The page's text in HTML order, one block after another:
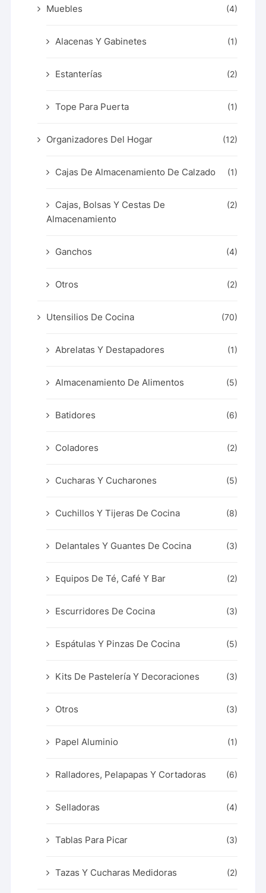
Muebles (4)
Alacenas Y Gabinetes (1)
Estanterías (2)
Tope Para Puerta (1)
Organizadores Del Hogar (12)
Cajas De Almacenamiento De Calzado (1)
Cajas, Bolsas Y Cestas De
Almacenamiento
(2)
Ganchos (4)
Otros (2)
Utensilios De Cocina (70)
Abrelatas Y Destapadores (1)
Almacenamiento De Alimentos (5)
Batidores (6)
Coladores (2)
Cucharas Y Cucharones (5)
Cuchillos Y Tijeras De Cocina (8)
Delantales Y Guantes De Cocina (3)
Equipos De Té, Café Y Bar (2)
Escurridores De Cocina (3)
Espátulas Y Pinzas De Cocina (5)
Kits De Pastelería Y Decoraciones (3)
Otros (3)
Papel Aluminio (1)
Ralladores, Pelapapas Y Cortadoras (6)
Selladoras (4)
Tablas Para Picar (3)
Tazas Y Cucharas Medidoras (2)